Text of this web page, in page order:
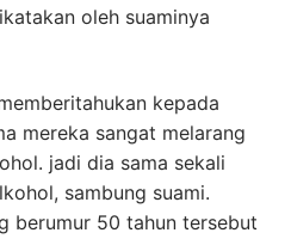
oleh suaminya
kepada
mereka sangat melarang
jadi dia sama sekali
sambung suami.
berumur 50 tahun tersebut